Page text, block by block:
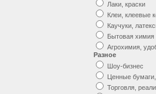
Лаки, краски
Клеи, клеевые
Каучуки,
Бытовая химия
Агрохимия,
Разное
Шоу-бизнес
Ценные
Торговля,